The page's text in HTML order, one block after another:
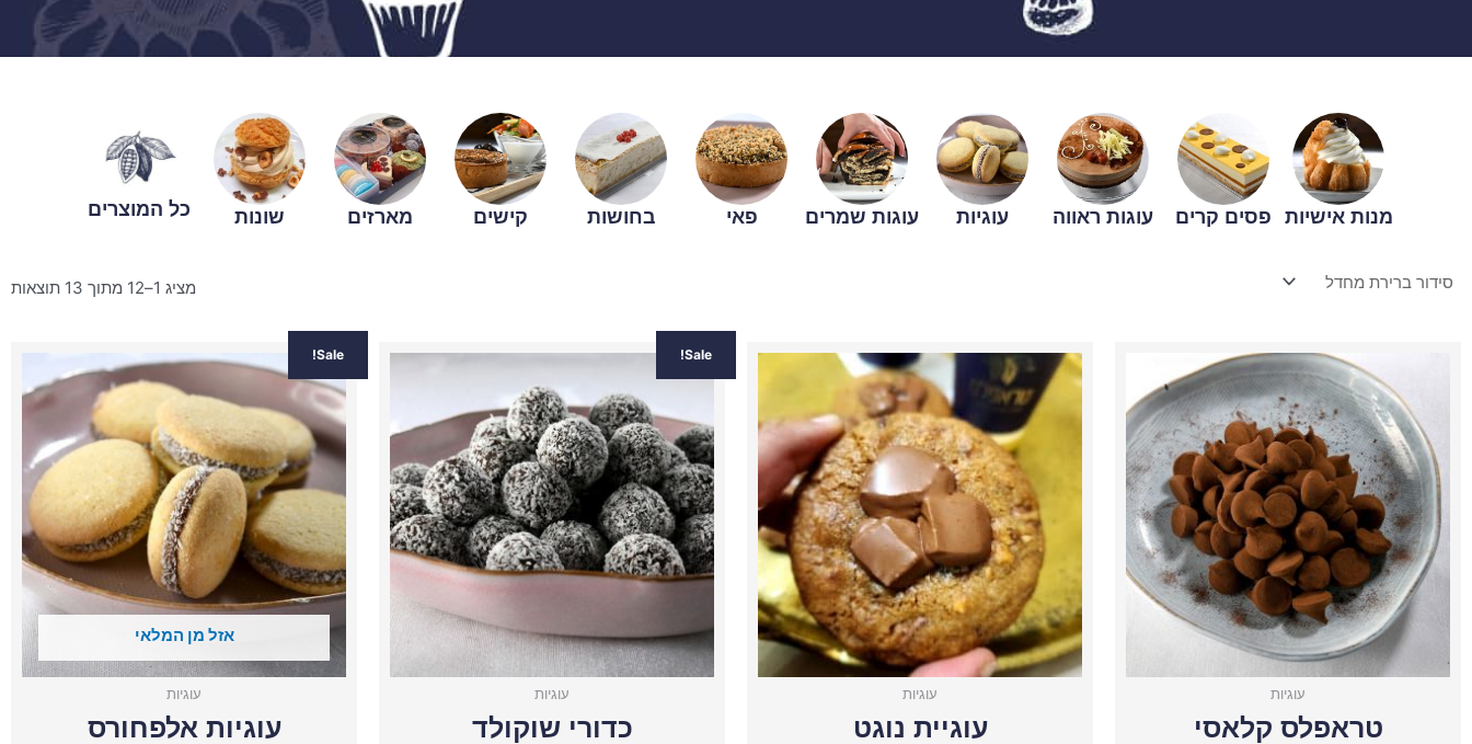
מנות אישיות פסים קרים עוגות ראווה עוגיות עוגות שמרים פאי בחושות קישים מארזים שונות כל המוצרים
מציג 1–12 מתוך 13 תוצאות
עוגיות
טראפלס קלאסי
כמות
של
טראפלס
קלאסי
עוגיות
עוגיית נוגט
כמות
של
עוגיית
נוגט
Sale!
עוגיות
כדורי שוקולד
המחיר
המקורי
היה:
₪38.00.
המחיר
הוא:
₪35.00.
כמות
שוקולד
Sale!
אזל מן המלאי
עוגיות
עוגיות אלפחורס
המחיר
המקורי
היה:
₪44.00.
הנוכחי
הוא:
₪38.00.
כמות
של
עוגיות
אלפחורס